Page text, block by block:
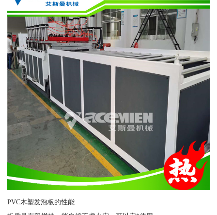
PVC木塑发泡板的性能